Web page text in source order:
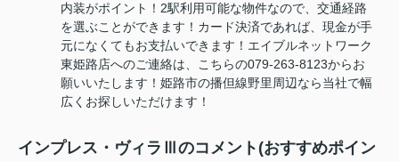
内装がポイント！2駅利用可能な物件なので、交通経路
を選ぶことができます！カード決済であれば、現金が手
元になくてもお支払いできます！エイブルネットワーク
東姫路店へのご連絡は、こちらの079-263-8123からお
願いいたします！姫路市の播但線野里周辺なら当社で幅
広くお探しいただけます！
インプレス・ヴィラⅢのコメント(おすすめポイン